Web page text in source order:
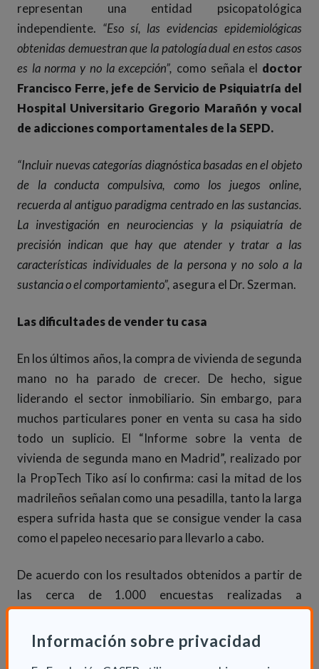
Información sobre privacidad
representan una entidad psicopatológica
independiente. “Eso sí, las evidencias epidemiológicas
obtenidas demuestran que la patología dual en estos casos
es la norma y no la excepción”, como señala el doctor
Francisco Ferre, jefe de Servicio de Psiquiatría del
Hospital Universitario Gregorio Marañón y vocal
de adicciones comportamentales de la SEPD.
“Incluir nuevas categorías diagnóstica basadas en el objeto
de la conducta compulsiva, como los juegos online,
recuerda al antiguo paradigma centrado en las sustancias.
La investigación en neurociencias y la psiquiatría de
precisión indican que hay que atender y tratar a las
características individuales de la persona y no solo a la
sustancia o el comportamiento”, asegura el Dr. Szerman.
Las dificultades de vender tu casa
En los últimos años, la compra de vivienda de segunda
mano no ha parado de crecer. De hecho, sigue
liderando el sector inmobiliario. Sin embargo, para
muchos particulares poner en venta su casa ha sido
todo un suplicio. El “Informe sobre la venta de
vivienda de segunda mano en Madrid”, realizado por
la PropTech Tiko así lo confirma: casi la mitad de los
madrileños señalan como una pesadilla, tanto la larga
espera sufrida hasta que se consigue vender la casa
como el papeleo necesario para llevarlo a cabo.
De acuerdo con los resultados obtenidos a partir de
las cerca de 1.000 encuestas realizadas a
que han contribuido a convertir la venta de su
vivienda en una auténtica tortura han sido: organizar